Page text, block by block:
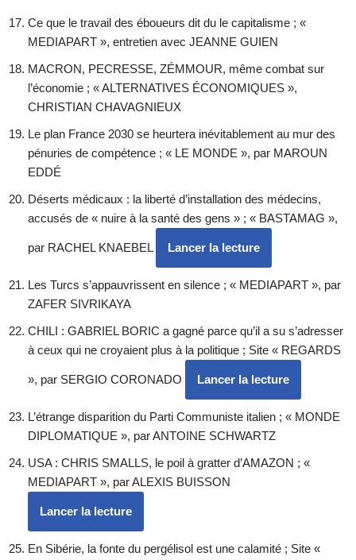
Ce que le travail des éboueurs dit du le capitalisme ; «
MEDIAPART », entretien avec JEANNE GUIEN
MACRON, PECRESSE, ZÉMMOUR, même combat sur
l’économie ; « ALTERNATIVES ÉCONOMIQUES »,
CHRISTIAN CHAVAGNIEUX
Le plan France 2030 se heurtera inévitablement au mur des
pénuries de compétence ; « LE MONDE », par MAROUN
EDDÉ
Déserts médicaux : la liberté d’installation des médecins,
accusés de « nuire à la santé des gens » ; « BASTAMAG »,
par RACHEL KNAEBEL Lancer la lecture
Les Turcs s’appauvrissent en silence ; « MEDIAPART », par
ZAFER SIVRIKAYA
CHILI : GABRIEL BORIC a gagné parce qu’il a su s’adresser
à ceux qui ne croyaient plus à la politique ; Site « REGARDS
», par SERGIO CORONADO Lancer la lecture
L’étrange disparition du Parti Communiste italien ; « MONDE
DIPLOMATIQUE », par ANTOINE SCHWARTZ
USA : CHRIS SMALLS, le poil à gratter d’AMAZON ; «
MEDIAPART », par ALEXIS BUISSON
Lancer la lecture
En Sibérie, la fonte du pergélisol est une calamité ; Site «